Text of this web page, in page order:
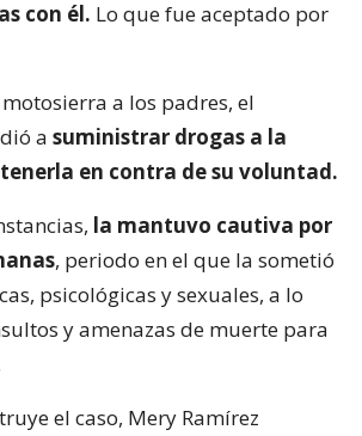
con él. Lo que fue aceptado por
a los padres, el
a suministrar drogas a la
en contra de su voluntad.
la mantuvo cautiva por
, periodo en el que la sometió
psicológicas y sexuales, a lo
y amenazas de muerte para
el caso, Mery Ramírez